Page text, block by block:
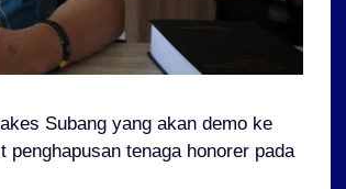
Subang yang akan demo ke
tenaga honorer pada